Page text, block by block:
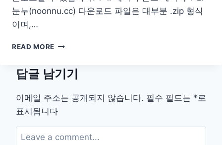
눈누(noonnu.cc) 다운로드 파일은 대부분 .zip 형식
이며,…
READ MORE 나
퀘
폰
트
다
운
로
답글 남기기
이메일 주소는 공개되지 않습니다. 필수 필드는 *로
표시됩니다